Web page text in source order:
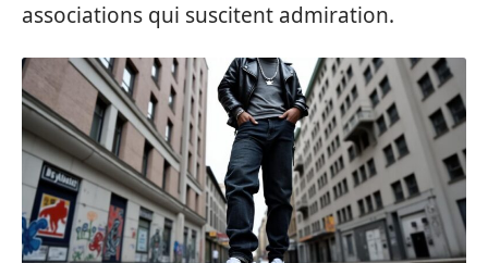
associations qui suscitent admiration.